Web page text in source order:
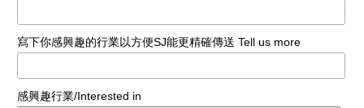
寫下你感興趣的行業以方便SJ能更精確傳送 Tell us more
感興趣行業/Interested in